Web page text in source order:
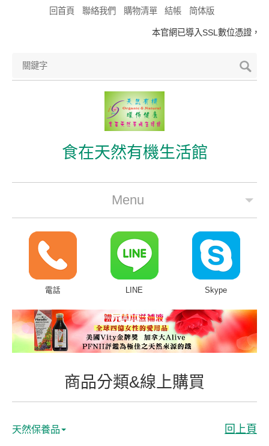
回首頁 聯絡我們 購物清單 結帳 简体版
本官網已導入SSL數位憑證，
食在天然有機生活館
Menu
公司簡介
最新優惠
商品分類&線上購買
常見問題
客戶付費回傳
電話 LINE Skype
商品分類&線上購買
天然保養品 回上頁